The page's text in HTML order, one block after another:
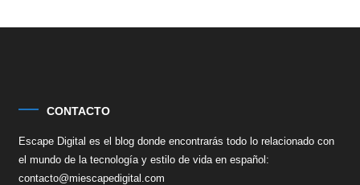
CONTACTO
Escape Digital es el blog donde encontrarás todo lo relacionado con
el mundo de la tecnología y estilo de vida en español:
contacto@miescapedigital.com